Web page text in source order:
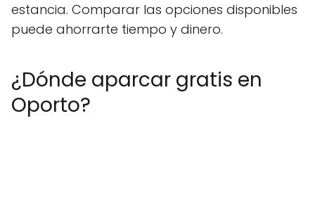
estancia. Comparar las opciones disponibles
puede ahorrarte tiempo y dinero.
¿Dónde aparcar gratis en
Oporto?